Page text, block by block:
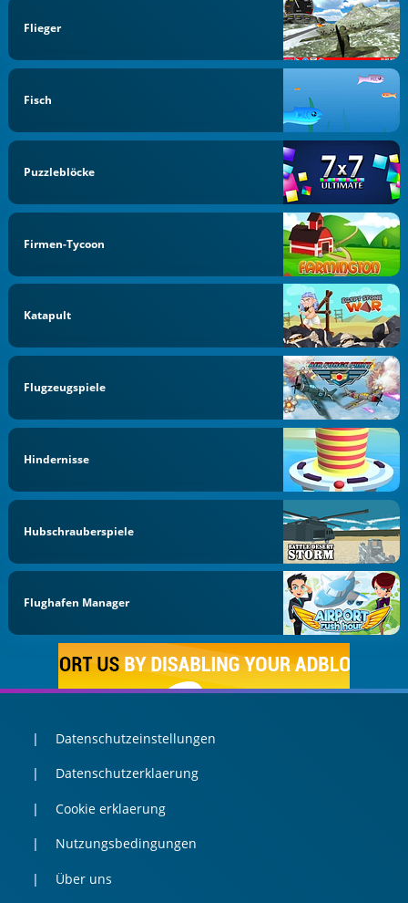
Flieger
Fisch
Puzzleblöcke
Firmen-Tycoon
Katapult
Flugzeugspiele
Hindernisse
Hubschrauberspiele
Flughafen Manager
Datenschutzeinstellungen
Datenschutzerklaerung
Cookie erklaerung
Nutzungsbedingungen
Über uns